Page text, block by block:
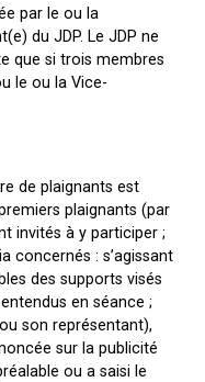
par le ou la
du JDP. Le JDP ne
que si trois membres
le ou la Vice-
de plaignants est
plaignants (par
invités à y participer ;
concernés : s’agissant
des supports visés
en séance ;
son représentant),
sur la publicité
ou a saisi le